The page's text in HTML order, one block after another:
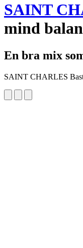
SAINT
mind
En bra mix
SAINT CHARLES